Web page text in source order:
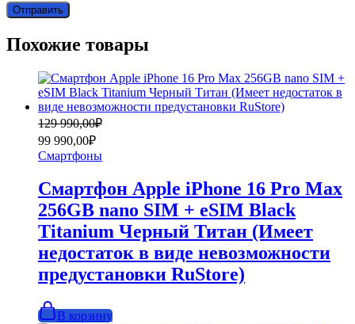
Похожие товары
129 990,00₽
Первоначальная
цена
составляла
129
990,00₽.
99 990,00₽
Текущая
цена:
99
990,00₽.
Смартфоны
Смартфон Apple iPhone 16 Pro Max
256GB nano SIM + eSIM Black
Titanium Черный Титан (Имеет
недостаток в виде невозможности
предустановки RuStore)
В корзину